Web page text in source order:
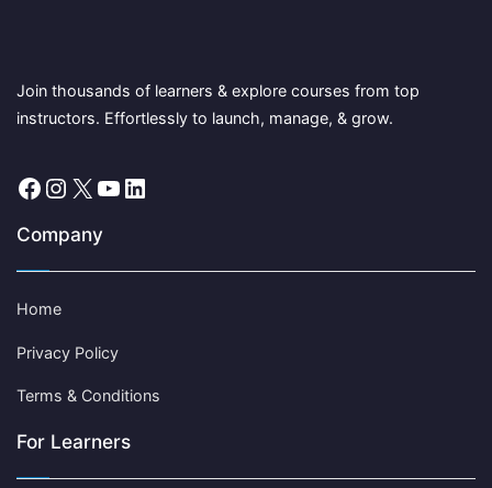
Join thousands of learners & explore courses from top
instructors. Effortlessly to launch, manage, & grow.
Facebook
Instagram
X YouTube
Company
Home
Privacy Policy
Terms & Conditions
For Learners